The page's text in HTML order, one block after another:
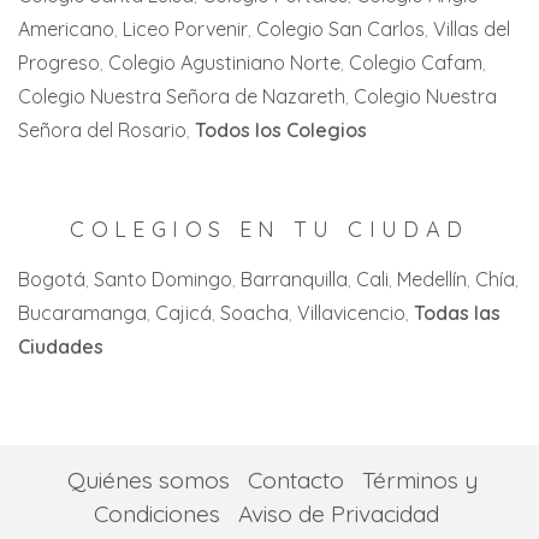
Zipaquirá
Cartago
Jamundi
La Florida
La Victoria
Palmira
San Pedro
Americano Liceo Porvenir Colegio San Carlos Villas del
Progreso Colegio Agustiniano Norte Colegio Cafam
Colegio Nuestra Señora de Nazareth Colegio Nuestra
Señora del Rosario Todos los Colegios
COLEGIOS EN TU CIUDAD
Bogotá Santo Domingo Barranquilla Cali Medellín Chía
Bucaramanga Cajicá Soacha Villavicencio Todas las
Ciudades
Quiénes somos Contacto
Términos y
Condiciones
Aviso de Privacidad